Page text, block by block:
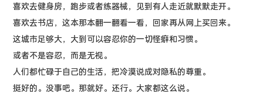
喜欢去健身房，跑步或者练器械，见到有人走近就默默走开。
喜欢去书店，这本那本翻一翻看一看，回家再从网上买回来。
这城市足够大，大到可以容忍你的一切怪癖和习惯。
或者不是容忍，而是无视。
人们都忙碌于自己的生活，把冷漠说成对隐私的尊重。
挺好的。没事吧。那就好。还行。大家都这么说。